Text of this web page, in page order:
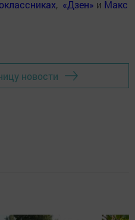
, «Дзен» и Макс
новости